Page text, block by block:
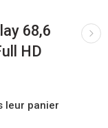
68,6
HD
leur panier